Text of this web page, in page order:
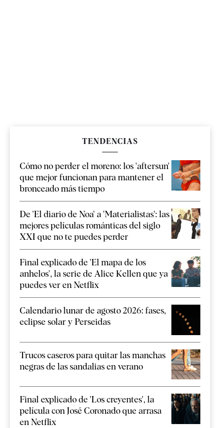
TENDENCIAS
Cómo no perder el moreno: los 'aftersun'
que mejor funcionan para mantener el
bronceado más tiempo
De 'El diario de Noa' a 'Materialistas': las
mejores películas románticas del siglo
XXI que no te puedes perder
Final explicado de 'El mapa de los
anhelos', la serie de Alice Kellen que ya
puedes ver en Netflix
Calendario lunar de agosto 2026: fases,
eclipse solar y Perseidas
Trucos caseros para quitar las manchas
negras de las sandalias en verano
Final explicado de 'Los creyentes', la
película con José Coronado que arrasa
en Netflix